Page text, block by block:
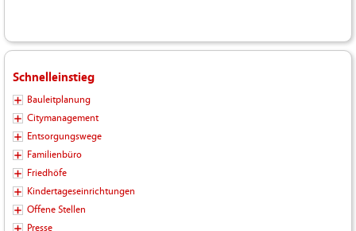
Schnelleinstieg
Bauleitplanung
Citymanagement
Entsorgungswege
Familienbüro
Friedhöfe
Kindertageseinrichtungen
Offene Stellen
Presse